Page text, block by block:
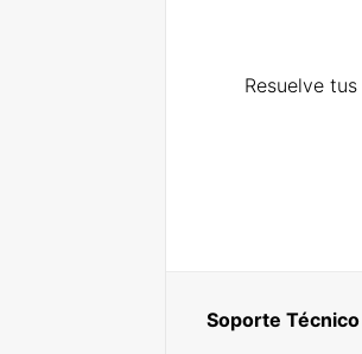
Resuelve
Soporte Técnico